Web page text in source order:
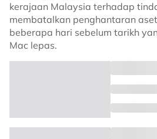
kerajaan Malaysia terhadap
membatalkan penghantaran
beberapa hari sebelum tarikh
Mac lepas.